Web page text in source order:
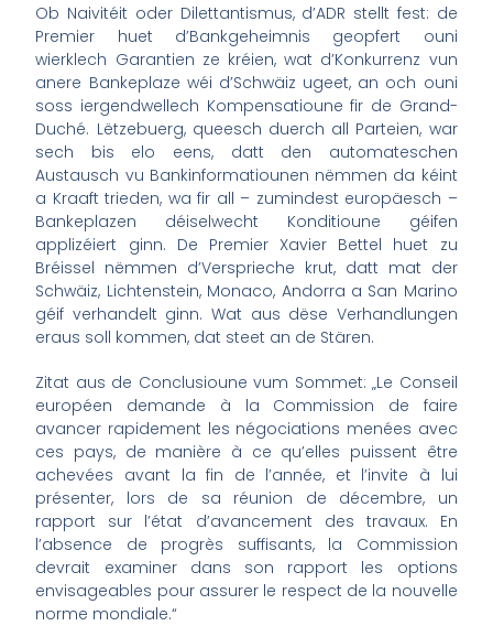
Ob Naivitéit oder Dilettantismus, d’ADR stellt fest: de
Premier huet d’Bankgeheimnis geopfert ouni
wierklech Garantien ze kréien, wat d’Konkurrenz vun
anere Bankeplaze wéi d’Schwäiz ugeet, an och ouni
soss iergendwellech Kompensatioune fir de Grand-
Duché. Lëtzebuerg, queesch duerch all Parteien, war
sech bis elo eens, datt den automateschen
Austausch vu Bankinformatiounen nëmmen da kéint
a Kraaft trieden, wa fir all – zumindest europäesch –
Bankeplazen déiselwecht Konditioune géifen
applizéiert ginn. De Premier Xavier Bettel huet zu
Bréissel nëmmen d’Versprieche krut, datt mat der
Schwäiz, Lichtenstein, Monaco, Andorra a San Marino
géif verhandelt ginn. Wat aus dëse Verhandlungen
eraus soll kommen, dat steet an de Stären.
Zitat aus de Conclusioune vum Sommet: „Le Conseil
européen demande à la Commission de faire
avancer rapidement les négociations menées avec
ces pays, de manière à ce qu’elles puissent être
achevées avant la fin de l’année, et l’invite à lui
présenter, lors de sa réunion de décembre, un
rapport sur l’état d’avancement des travaux. En
l’absence de progrès suffisants, la Commission
devrait examiner dans son rapport les options
envisageables pour assurer le respect de la nouvelle
norme mondiale.“